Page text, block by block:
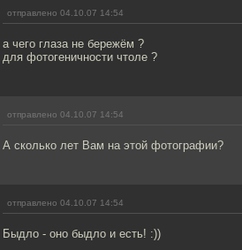
отправлено 04.10.07 14:54
а чего глаза не бережём ?
для фотогеничности чтоле ?
отправлено 04.10.07 14:54
А сколько лет Вам на этой фотографии?
отправлено 04.10.07 14:54
Быдло - оно быдло и есть! :))